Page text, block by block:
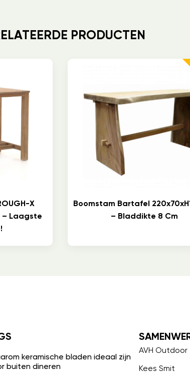
PRODUCTEN
X
– Laagste
Boomstam Bartafel
– Bladdikte 8 Cm
keramische bladen ideaal zijn
buiten dineren
AVH Outdoor
Kees Smit